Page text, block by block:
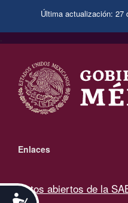
Accesibilidad
Última actualización: 27
.
Enlaces
Datos abiertos de la